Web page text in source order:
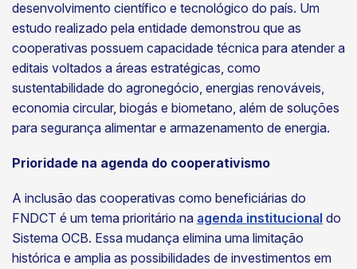
desenvolvimento científico e tecnológico do país. Um
estudo realizado pela entidade demonstrou que as
cooperativas possuem capacidade técnica para atender a
editais voltados a áreas estratégicas, como
sustentabilidade do agronegócio, energias renováveis,
economia circular, biogás e biometano, além de soluções
para segurança alimentar e armazenamento de energia.
Prioridade na agenda do cooperativismo
A inclusão das cooperativas como beneficiárias do
FNDCT é um tema prioritário na agenda institucional do
Sistema OCB. Essa mudança elimina uma limitação
histórica e amplia as possibilidades de investimentos em